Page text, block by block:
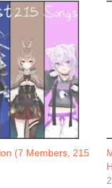
(7 Members, 215